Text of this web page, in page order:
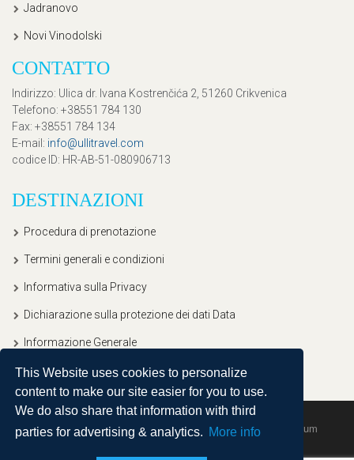
This Website uses cookies to personalize
content to make our site easier for you to use.
We do also share that information with third
parties for advertising & analytics. More info
Jadranovo
Novi Vinodolski
CONTATTO
Indirizzo: Ulica dr. Ivana Kostrenčića 2, 51260 Crikvenica
Telefono: +38551 784 130
Fax: +38551 784 134
E-mail: info@ullitravel.com
codice ID: HR-AB-51-080906713
DESTINAZIONI
Procedura di prenotazione
Termini generali e condizioni
Informativa sulla Privacy
Dichiarazione sulla protezione dei dati Data
Informazione Generale
Copyright © 2020, Ullitravel |Sitemap| Powered by Agendum